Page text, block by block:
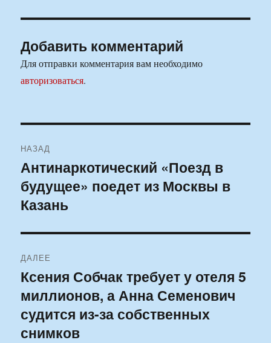
Добавить комментарий
Для отправки комментария вам необходимо
авторизоваться.
по
записям
НАЗАД
Предыдущая
запись:
Антинаркотический «Поезд в
будущее» поедет из Москвы в
Казань
ДАЛЕЕ
Следующая
запись:
Ксения Собчак требует у отеля 5
миллионов, а Анна Семенович
судится из-за собственных
снимков